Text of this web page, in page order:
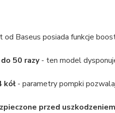
Baseus posiada funkcje
50 razy- ten model
kół- parametry pompki
przed